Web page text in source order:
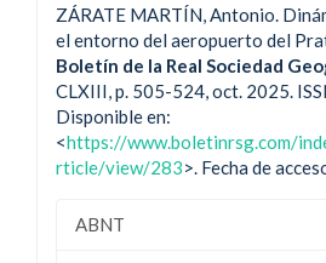
ZÁRATE MARTÍN, Antonio.
el entorno del aeropuerto del
Boletín de la Real Sociedad
CLXIII, p. 505-524, oct. 2025.
Disponible en:
<https://www.boletinrsg.com/
rticle/view/283>. Fecha de
ABNT